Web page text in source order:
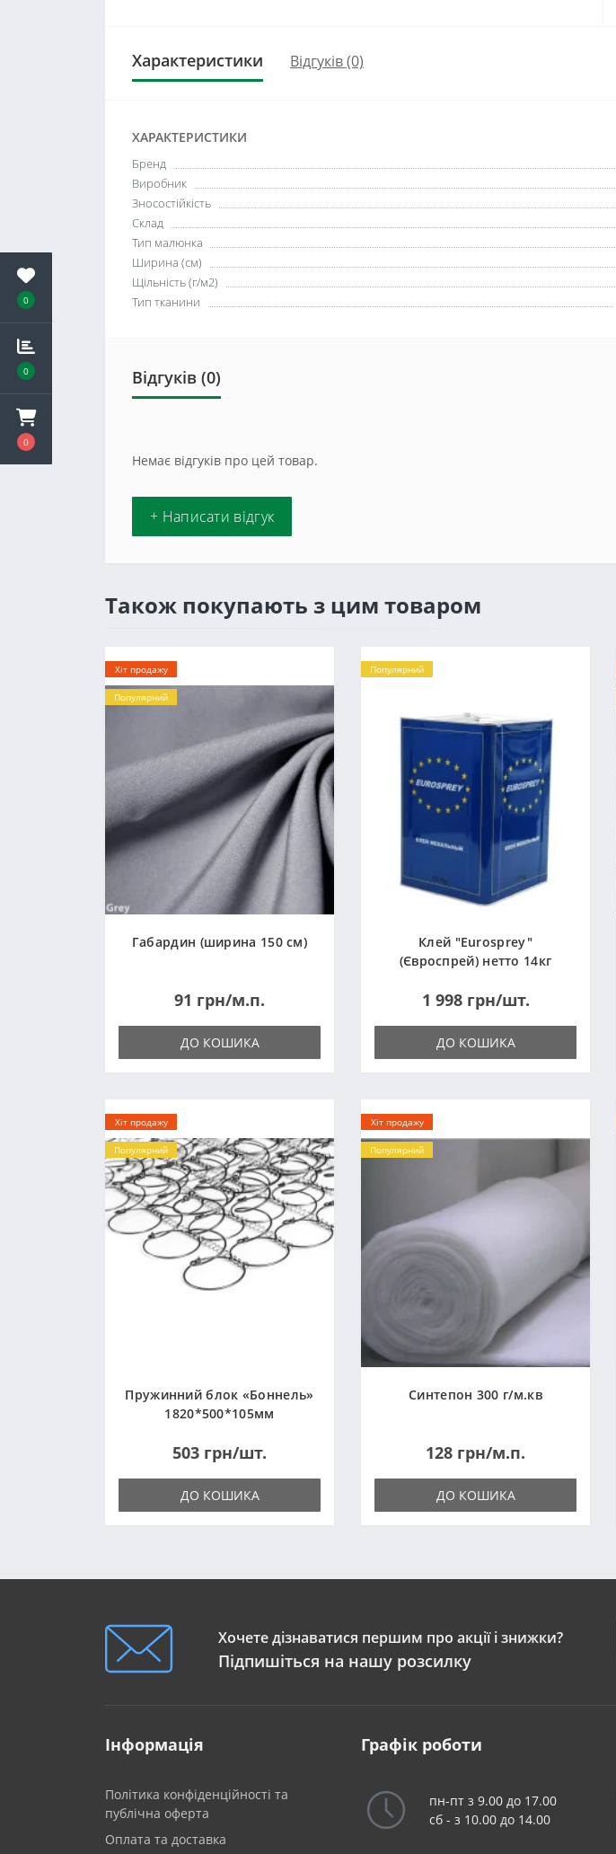
0
0
0
Характеристики Відгуків (0)
ХАРАКТЕРИСТИКИ
Бренд
Виробник
Зносостійкість
Склад
Тип малюнка
Ширина (см)
Щільність (г/м2)
Тип тканини
Відгуків (0)
Немає відгуків про цей товар.
+ Написати відгук
Також покупають з цим товаром
Хіт продажу
Популярний
Габардин (ширина 150 см)
91 грн/м.п.
ДО КОШИКА
Популярний
Клей "Eurosprey"
(Євроспрей) нетто 14кг
1 998 грн/шт.
ДО КОШИКА
Хіт продажу
Популярний
Пружинний блок «Боннель»
1820*500*105мм
503 грн/шт.
ДО КОШИКА
Хіт продажу
Популярний
Синтепон 300 г/м.кв
128 грн/м.п.
ДО КОШИКА
Хочете дізнаватися першим про акції і знижки?
Підпишіться на нашу розсилку
Інформація
Політика конфіденційності та
публічна оферта
Оплата та доставка
Графік роботи
пн-пт з 9.00 до 17.00
сб - з 10.00 до 14.00